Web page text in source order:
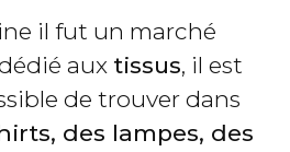
il fut un marché
aux tissus, il est
de trouver dans
des lampes, des